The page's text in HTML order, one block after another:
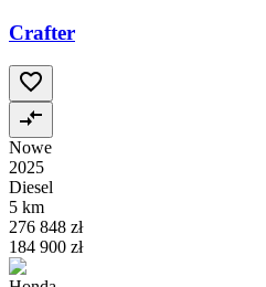
Crafter
Nowe
2025
Diesel
5 km
276 848 zł
184 900 zł